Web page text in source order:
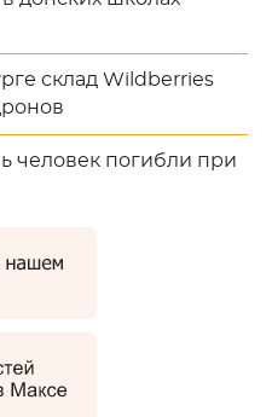
склад Wildberries
человек погибли при